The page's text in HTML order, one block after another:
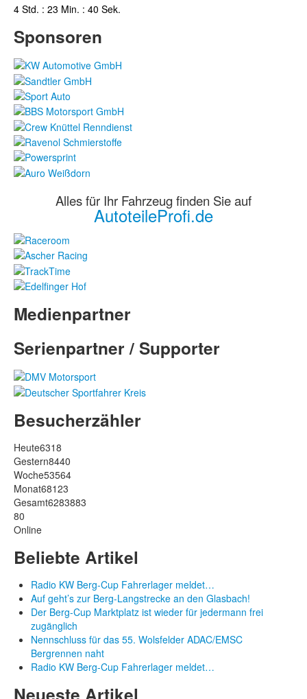
4 Std. : 23 Min. : 41 Sek.
Sponsoren
Alles für Ihr Fahrzeug finden Sie auf
AutoteileProfi.de
Medienpartner
Serienpartner / Supporter
Besucherzähler
Heute6318
Gestern8440
Woche53564
Monat68123
Gesamt6283883
80
Online
Beliebte Artikel
Radio KW Berg-Cup Fahrerlager meldet…
Auf geht’s zur Berg-Langstrecke an den Glasbach!
Der Berg-Cup Marktplatz ist wieder für jedermann frei
zugänglich
Nennschluss für das 55. Wolsfelder ADAC/EMSC
Bergrennen naht
Radio KW Berg-Cup Fahrerlager meldet…
Neueste Artikel